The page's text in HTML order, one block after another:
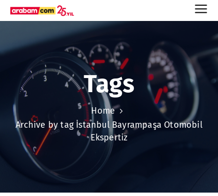
Tags
Home
Archive by tag İstanbul Bayrampaşa Otomobil
Ekspertiz